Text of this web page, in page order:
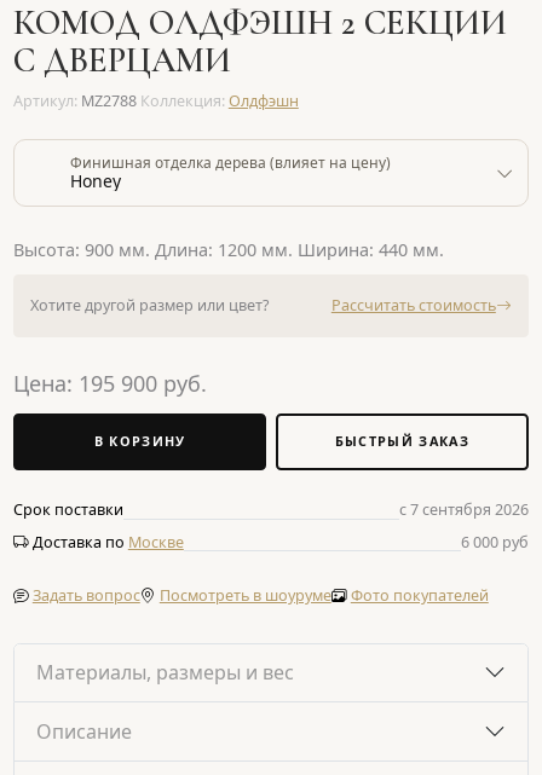
КОМОД ОЛДФЭШН 2 СЕКЦИИ
С ДВЕРЦАМИ
Артикул: MZ2788 Коллекция: Олдфэшн
Финишная отделка дерева (влияет на цену)
Honey
Высота: 900 мм. Длина: 1200 мм. Ширина: 440 мм.
Хотите другой размер или цвет? Рассчитать стоимость
Цена: 195 900руб.
В КОРЗИНУ БЫСТРЫЙ ЗАКАЗ
Срок поставки
с 7 сентября 2026
Доставка по Москве 6 000 руб
Задать вопрос Посмотреть в шоуруме Фото покупателей
Материалы, размеры и вес
Описание